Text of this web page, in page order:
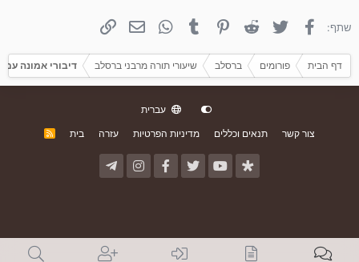
שתף: פייסבוק טוויטר Reddit פינטרסט Tumblr
WhatsApp
אימייל
דף הבית פורומים ברסלב שיעורי תורה מרבני ברסלב דיבורי אמונה
עברית
צור קשר
תנאים וכללים מדיניות הפרטיות עזרה בית
R